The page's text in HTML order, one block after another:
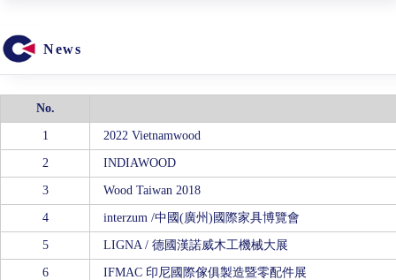
News
No.
1 2022 Vietnamwood
2 INDIAWOOD
3 Wood Taiwan 2018
4 interzum /中國(廣州)國際家具博覽會
5 LIGNA / 德國漢諾威木工機械大展
6 IFMAC 印尼國際傢俱製造暨零配件展